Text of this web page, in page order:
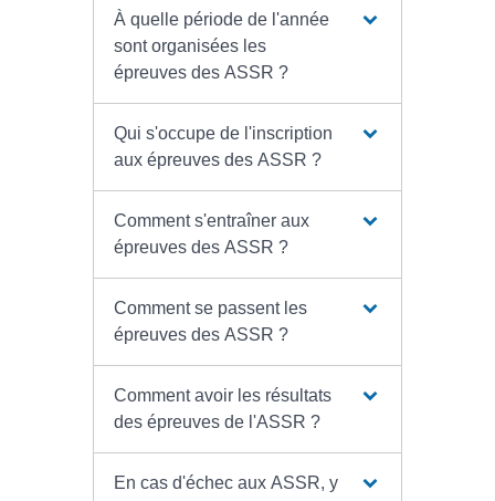
À quelle période de l'année
sont organisées les
épreuves des ASSR ?
Qui s'occupe de l'inscription
aux épreuves des ASSR ?
Comment s'entraîner aux
épreuves des ASSR ?
Comment se passent les
épreuves des ASSR ?
Comment avoir les résultats
des épreuves de l'ASSR ?
En cas d'échec aux ASSR, y